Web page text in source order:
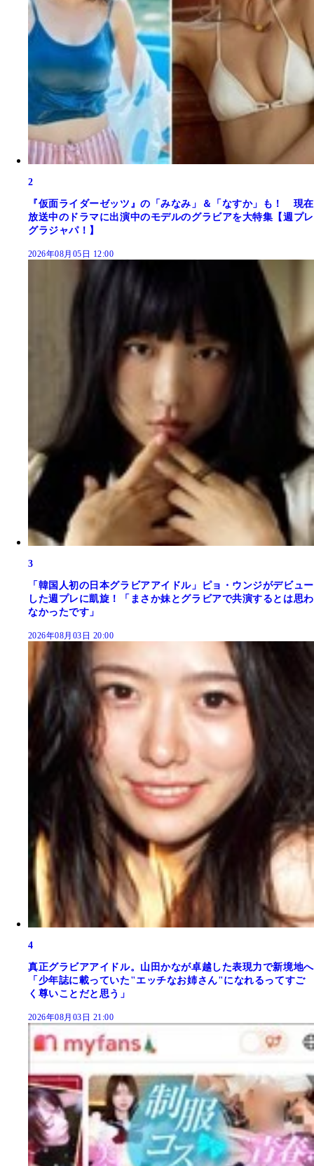
2
『仮面ライダーゼッツ』の「みなみ」＆「なすか」も！ 現在
放送中のドラマに出演中のモデルのグラビアを大特集【週プレ
グラジャパ！】
2026年08月05日 12:00
3
「韓国人初の日本グラビアアイドル」ピョ・ウンジがデビュー
した週プレに凱旋！「まさか妹とグラビアで共演するとは思わ
なかったです」
2026年08月03日 20:00
4
真正グラビアアイドル。山田かなが卓越した表現力で新境地へ
「少年誌に載っていた"エッチなお姉さん"になれるってすご
く尊いことだと思う」
2026年08月03日 21:00